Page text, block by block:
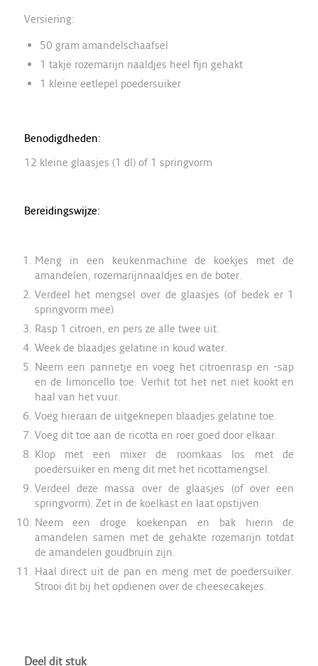
Versiering:
50 gram amandelschaafsel
1 takje rozemarijn naaldjes heel fijn gehakt
1 kleine eetlepel poedersuiker
Benodigdheden:
12 kleine glaasjes (1 dl) of 1 springvorm
Bereidingswijze:
Meng in een keukenmachine de koekjes met de
amandelen, rozemarijnnaaldjes en de boter.
Verdeel het mengsel over de glaasjes (of bedek er 1
springvorm mee)
Rasp 1 citroen, en pers ze alle twee uit.
Week de blaadjes gelatine in koud water.
Neem een pannetje en voeg het citroenrasp en -sap
en de limoncello toe. Verhit tot het net niet kookt en
haal van het vuur.
Voeg hieraan de uitgeknepen blaadjes gelatine toe.
Voeg dit toe aan de ricotta en roer goed door elkaar.
Klop met een mixer de roomkaas los met de
poedersuiker en meng dit met het ricottamengsel.
Verdeel deze massa over de glaasjes (of over een
springvorm). Zet in de koelkast en laat opstijven.
Neem een droge koekenpan en bak hierin de
amandelen samen met de gehakte rozemarijn totdat
de amandelen goudbruin zijn.
Haal direct uit de pan en meng met de poedersuiker.
Strooi dit bij het opdienen over de cheesecakejes.
Deel dit stuk